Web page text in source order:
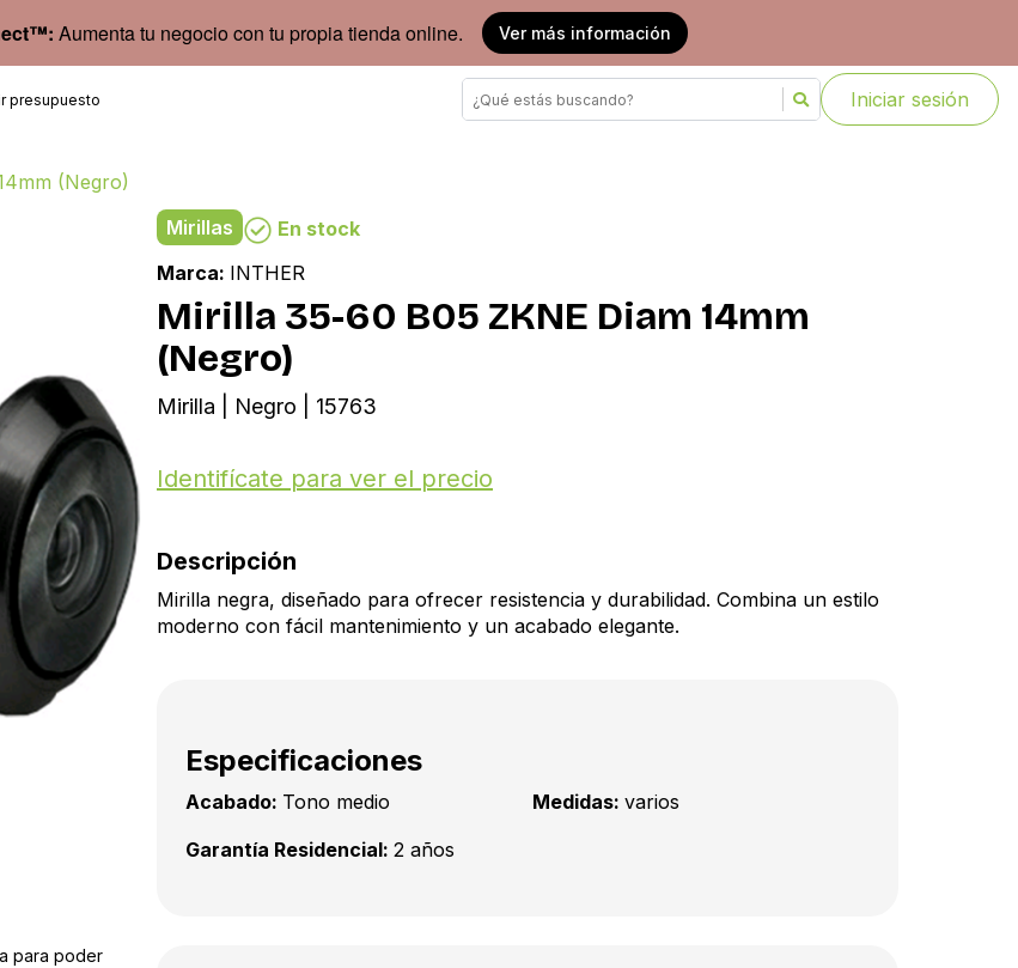
Aumenta tu negocio con tu propia tienda online. Ver más información
presupuesto Iniciar sesión
(Negro)
para poder
Mirillas
En stock
Marca: INTHER
Mirilla 35-60 B05 ZKNE Diam 14mm
(Negro)
Mirilla | Negro | 15763
Identifícate para ver el precio
Descripción
Mirilla negra, diseñado para ofrecer resistencia y durabilidad. Combina un estilo
moderno con fácil mantenimiento y un acabado elegante.
Especificaciones
Acabado: Tono medio Medidas: varios
Garantía Residencial: 2 años